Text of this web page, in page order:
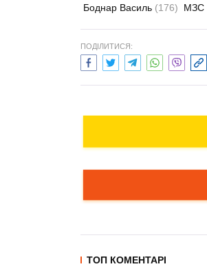
Боднар Василь (176) МЗС
ПОДІЛИТИСЯ:
ТОП КОМЕНТАРІ